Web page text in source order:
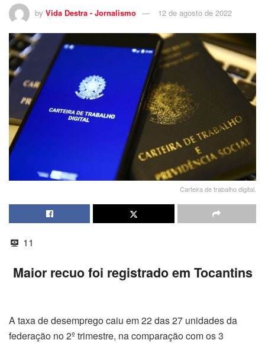
by Vida Destra - Jornalismo 12 de agosto de 2022
Carteira de trabalho digital.
11
Maior recuo foi registrado em Tocantins
A taxa de desemprego caiu em 22 das 27 unidades da
federação no 2º trimestre, na comparação com os 3